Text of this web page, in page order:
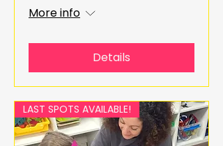
More info
Details
LAST SPOTS AVAILABLE!